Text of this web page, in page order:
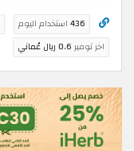
436 استخدام اليوم
اخر توفير 0.6 ريال عُماني